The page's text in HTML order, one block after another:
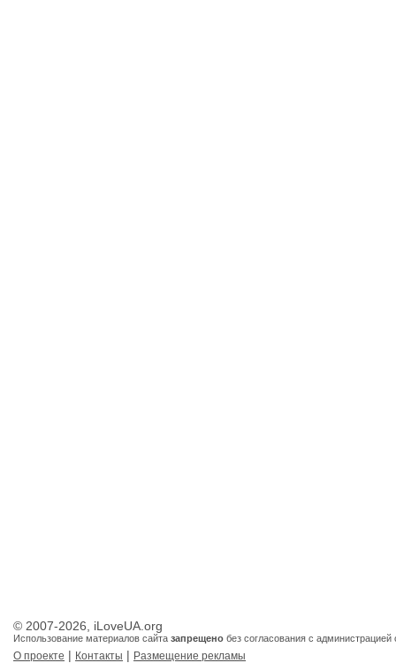
© 2007-2026, iLoveUA.org
Использование материалов сайта запрещено без согласования с администрацией
О проекте | Контакты | Размещение рекламы